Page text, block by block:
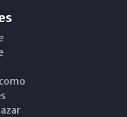
29015 Málaga